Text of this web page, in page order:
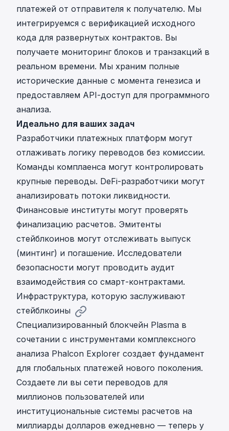
платежей от отправителя к получателю. Мы
интегрируемся с верификацией исходного
кода для развернутых контрактов. Вы
получаете мониторинг блоков и транзакций в
реальном времени. Мы храним полные
исторические данные с момента генезиса и
предоставляем API-доступ для программного
анализа.
Идеально для ваших задач
Разработчики платежных платформ могут
отлаживать логику переводов без комиссии.
Команды комплаенса могут контролировать
крупные переводы. DeFi-разработчики могут
анализировать потоки ликвидности.
Финансовые институты могут проверять
финализацию расчетов. Эмитенты
стейблкоинов могут отслеживать выпуск
(минтинг) и погашение. Исследователи
безопасности могут проводить аудит
взаимодействия со смарт-контрактами.
Инфраструктура, которую заслуживают
стейблкоины
Специализированный блокчейн Plasma в
сочетании с инструментами комплексного
анализа Phalcon Explorer создает фундамент
для глобальных платежей нового поколения.
Создаете ли вы сети переводов для
миллионов пользователей или
институциональные системы расчетов на
миллиарды долларов ежедневно — теперь у